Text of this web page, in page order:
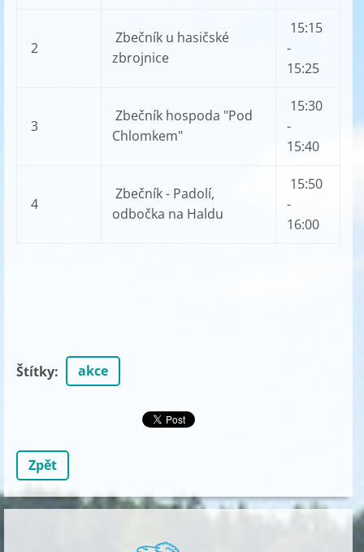
2
Zbečník u hasičské
zbrojnice
15:15
-
15:25
3
Zbečník hospoda "Pod
Chlomkem"
15:30
-
15:40
4
Zbečník - Padolí,
odbočka na Haldu
15:50
-
16:00
Štítky: akce
Zpět